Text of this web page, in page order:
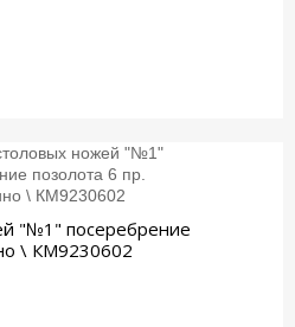
"№1" посеребрение
\ КМ9230602